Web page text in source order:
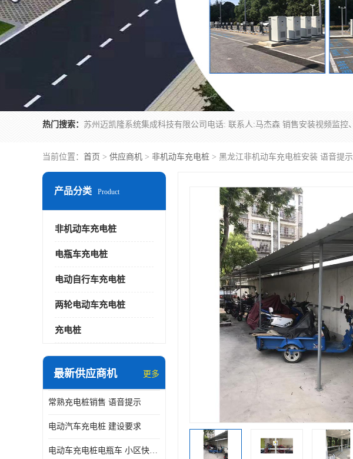
热门搜索：
当前位置： 首页 > 供应商机 > 非机动车充电桩 > 黑龙江非机动车充电桩安装 语音提示
产品分类 Product
非机动车充电桩
电瓶车充电桩
电动自行车充电桩
两轮电动车充电桩
充电桩
最新供应商机 更多
常熟充电桩销售 语音提示
电动汽车充电桩 建设要求
电动车充电桩电瓶车 小区快速电动自行车充电站